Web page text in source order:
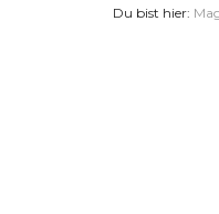
Du bist hier: